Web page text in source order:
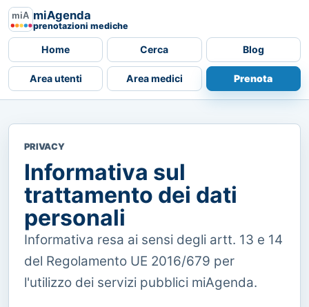
miAgenda
prenotazioni mediche
Home Cerca Blog
Area utenti Area medici Prenota
PRIVACY
Informativa sul
trattamento dei dati
personali
Informativa resa ai sensi degli artt. 13 e 14
del Regolamento UE 2016/679 per
l'utilizzo dei servizi pubblici miAgenda.